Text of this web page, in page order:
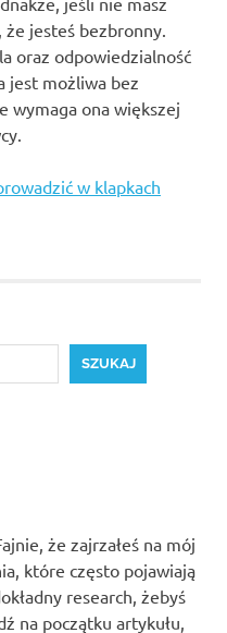
że jesteś bezbronny.
oraz odpowiedzialność
jest możliwa bez
wymaga ona większej
w klapkach
SZUKAJ
że zajrzałeś na mój
które często pojawiają
research, żebyś
na początku artykułu,